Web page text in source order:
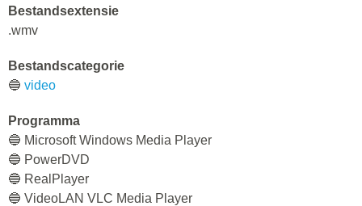
Bestandsextensie
.wmv
Bestandscategorie
🔵 video
Programma
🔵 Microsoft Windows Media Player
🔵 PowerDVD
🔵 RealPlayer
🔵 VideoLAN VLC Media Player